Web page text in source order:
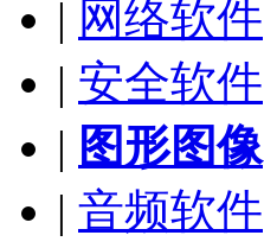
| 网络软件
| 安全软件
| 图形图像
| 音频软件